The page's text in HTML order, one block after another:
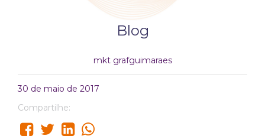
Blog
mkt grafguimaraes
30 de maio de 2017
Compartilhe: